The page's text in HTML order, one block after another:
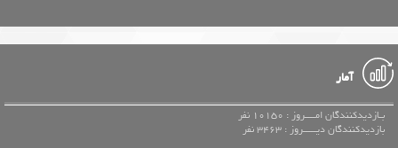
آمار
بـازدیدکنندگان امــــروز : 10150 نفر
بازدیدکنندگان دیـــــروز : 3463 نفر